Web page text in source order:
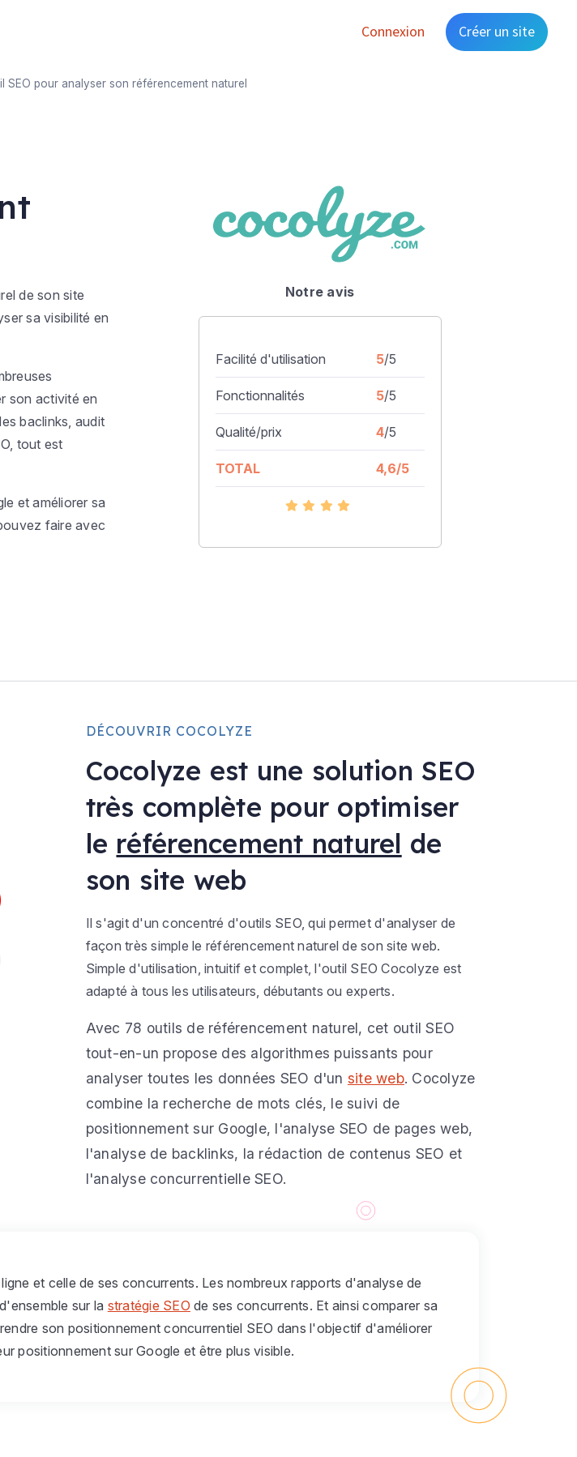
Connexion Créer un site
SEO pour analyser son référencement naturel
de son site
sa visibilité en
son activité en
baclinks, audit
tout est
et améliorer sa
faire avec
Notre avis
Facilité d'utilisation 5/5
Fonctionnalités 5/5
Qualité/prix 4/5
TOTAL 4,6/5
DÉCOUVRIR COCOLYZE
Cocolyze est une solution SEO
très complète pour optimiser
le référencement naturel de
son site web
Il s'agit d'un concentré d'outils SEO, qui permet d'analyser de
façon très simple le référencement naturel de son site web.
Simple d'utilisation, intuitif et complet, l'outil SEO Cocolyze est
adapté à tous les utilisateurs, débutants ou experts.
Avec 78 outils de référencement naturel, cet outil SEO
tout-en-un propose des algorithmes puissants pour
analyser toutes les données SEO d'un site web. Cocolyze
combine la recherche de mots clés, le suivi de
positionnement sur Google, l'analyse SEO de pages web,
l'analyse de backlinks, la rédaction de contenus SEO et
l'analyse concurrentielle SEO.
et celle de ses concurrents. Les nombreux rapports d'analyse de
sur la stratégie SEO de ses concurrents. Et ainsi comparer sa
son positionnement concurrentiel SEO dans l'objectif d'améliorer
positionnement sur Google et être plus visible.